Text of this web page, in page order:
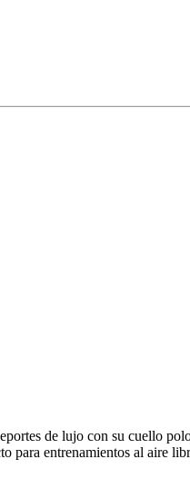
de lujo con su cuello
para entrenamientos al aire